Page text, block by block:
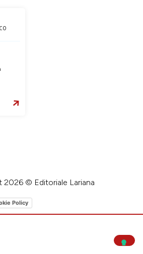
2026 © Editoriale Lariana
Policy